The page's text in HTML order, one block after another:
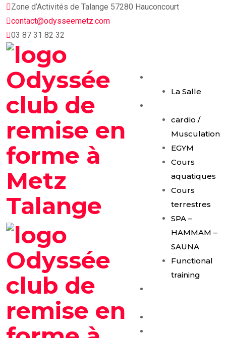
Skip
to
content
Zone d’Activités de Talange 57280 Hauconcourt
contact@odysseemetz.com
03 87 31 82 32
La Salle
cardio /
Musculation
EGYM
Cours
aquatiques
Cours
terrestres
SPA –
HAMMAM –
SAUNA
Functional
training